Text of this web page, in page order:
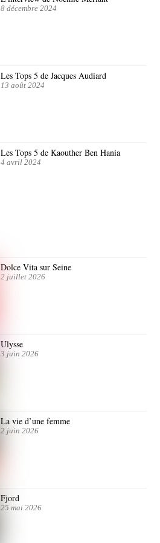
8 décembre 2024
Les Tops 5 de Jacques Audiard
13 août 2024
Les Tops 5 de Kaouther Ben Hania
4 avril 2024
Dolce Vita sur Seine
2 juillet 2026
Ulysse
3 juin 2026
La vie d’une femme
2 juin 2026
Fjord
25 mai 2026